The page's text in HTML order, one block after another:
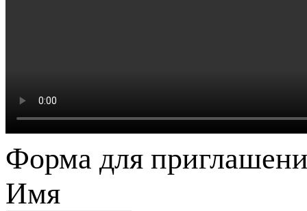
Форма для
Имя